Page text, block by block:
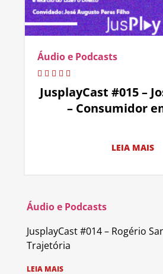
Áudio e Podcasts
JusplayCast #015 –
– Consumidor
LEIA MAIS
Áudio e Podcasts
JusplayCast #014 – Rogério
Trajetória
LEIA MAIS